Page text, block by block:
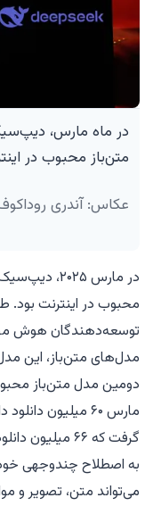
در ماه مارس،
متن‌باز محبوب در
عکاس: آندری
در مارس
توسعه‌دهندگان هوش
مارس ۶۰ میلیون
به اصطلاح چندوجهی
می‌تواند متن، تصویر و